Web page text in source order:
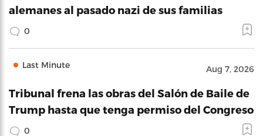
alemanes al pasado nazi de sus familias
0
Last Minute Aug 7, 2026
Tribunal frena las obras del Salón de Baile de
Trump hasta que tenga permiso del Congreso
0